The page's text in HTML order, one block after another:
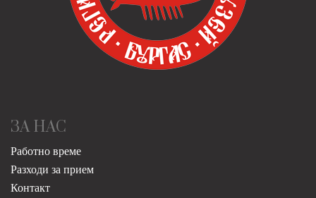
ЗА НАС
Работно време
Разходи за прием
Контакт